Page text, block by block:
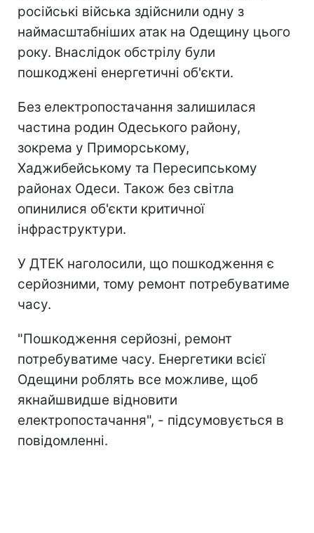
російські війська здійснили одну з
наймасштабніших атак на Одещину цього
року. Внаслідок обстрілу були
пошкоджені енергетичні об'єкти.
Без електропостачання залишилася
частина родин Одеського району,
зокрема у Приморському,
Хаджибейському та Пересипському
районах Одеси. Також без світла
опинилися об'єкти критичної
інфраструктури.
У ДТЕК наголосили, що пошкодження є
серйозними, тому ремонт потребуватиме
часу.
"Пошкодження серйозні, ремонт
потребуватиме часу. Енергетики всієї
Одещини роблять все можливе, щоб
якнайшвидше відновити
електропостачання", - підсумовується в
повідомленні.